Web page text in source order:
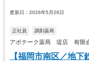
更新日：2026年5月26日
正社員 調剤薬局
アポテーク薬局 堤店 有限
【福岡市南区／地